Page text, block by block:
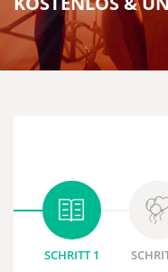
SCHRITT 1